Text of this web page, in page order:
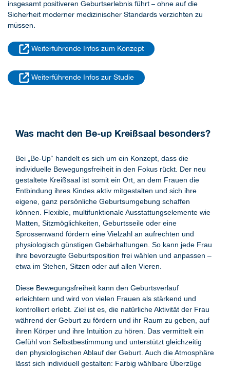
insgesamt positiveren Geburtserlebnis führt – ohne auf die
Sicherheit moderner medizinischer Standards verzichten zu
müssen.
Weiterführende Infos zum Konzept
Weiterführende Infos zur Studie
Was macht den Be-up Kreißsaal besonders?
Bei „Be-Up“ handelt es sich um ein Konzept, dass die
individuelle Bewegungsfreiheit in den Fokus rückt. Der neu
gestaltete Kreißsaal ist somit ein Ort, an dem Frauen die
Entbindung ihres Kindes aktiv mitgestalten und sich ihre
eigene, ganz persönliche Geburtsumgebung schaffen
können. Flexible, multifunktionale Ausstattungselemente wie
Matten, Sitzmöglichkeiten, Geburtsseile oder eine
Sprossenwand fördern eine Vielzahl an aufrechten und
physiologisch günstigen Gebärhaltungen. So kann jede Frau
ihre bevorzugte Geburtsposition frei wählen und anpassen –
etwa im Stehen, Sitzen oder auf allen Vieren.
Diese Bewegungsfreiheit kann den Geburtsverlauf
erleichtern und wird von vielen Frauen als stärkend und
kontrolliert erlebt. Ziel ist es, die natürliche Aktivität der Frau
während der Geburt zu fördern und ihr Raum zu geben, auf
ihren Körper und ihre Intuition zu hören. Das vermittelt ein
Gefühl von Selbstbestimmung und unterstützt gleichzeitig
den physiologischen Ablauf der Geburt. Auch die Atmosphäre
lässt sich individuell gestalten: Farbig wählbare Überzüge